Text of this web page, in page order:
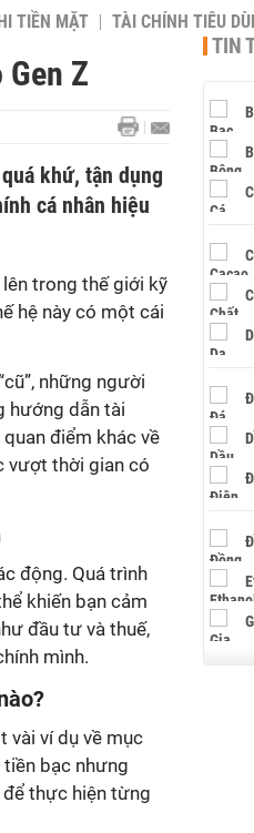
TIỀN MẶT TÀI CHÍNH TIÊU
Z
khứ, tận dụng
cá nhân hiệu
trong thế giới kỹ
hệ này có một cái
những người
hướng dẫn tài
điểm khác về
vượt thời gian có
động. Quá trình
khiến bạn cảm
đầu tư và thuế,
mình.
vài ví dụ về mục
bạc nhưng
để thực hiện từng
TIN